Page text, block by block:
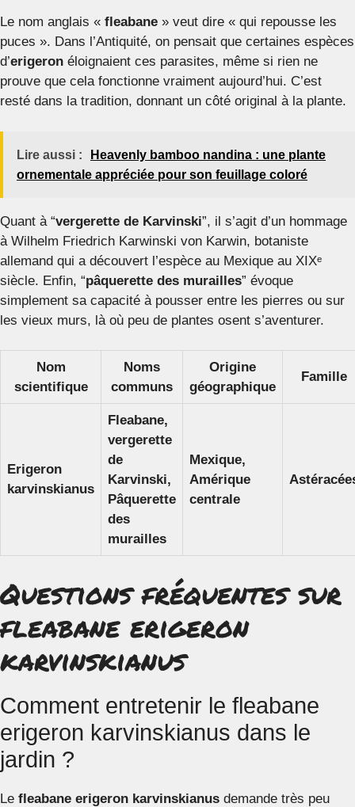
Le nom anglais « fleabane » veut dire « qui repousse les
puces ». Dans l’Antiquité, on pensait que certaines espèces
d’erigeron éloignaient ces parasites, même si rien ne
prouve que cela fonctionne vraiment aujourd’hui. C’est
resté dans la tradition, donnant un côté original à la plante.
Lire aussi :
Heavenly bamboo nandina : une plante
ornementale appréciée pour son feuillage coloré
Quant à “vergerette de Karvinski”, il s’agit d’un hommage
à Wilhelm Friedrich Karwinski von Karwin, botaniste
allemand qui a découvert l’espèce au Mexique au XIXᵉ
siècle. Enfin, “pâquerette des murailles” évoque
simplement sa capacité à pousser entre les pierres ou sur
les vieux murs, là où peu de plantes osent s’aventurer.
Nom
scientifique
Noms
communs
Origine
géographique
Famille
Erigeron
karvinskianus
Fleabane,
vergerette
de
Karvinski,
Pâquerette
des
murailles
Mexique,
Amérique
centrale
Questions fréquentes sur
fleabane erigeron
karvinskianus
Comment entretenir le fleabane
erigeron karvinskianus dans le
jardin ?
Le fleabane erigeron karvinskianus demande très peu